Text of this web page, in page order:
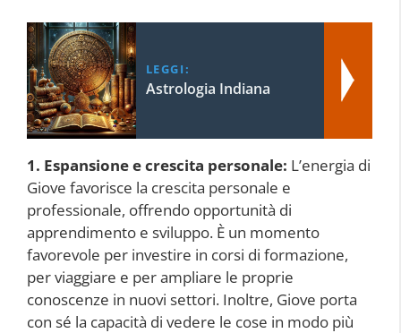
LEGGI:
Astrologia Indiana
1. Espansione e crescita personale: L’energia di
Giove favorisce la crescita personale e
professionale, offrendo opportunità di
apprendimento e sviluppo. È un momento
favorevole per investire in corsi di formazione,
per viaggiare e per ampliare le proprie
conoscenze in nuovi settori. Inoltre, Giove porta
con sé la capacità di vedere le cose in modo più